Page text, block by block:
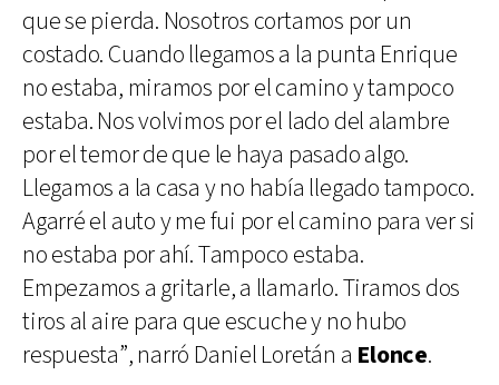
que se pierda. Nosotros cortamos por un
costado. Cuando llegamos a la punta Enrique
no estaba, miramos por el camino y tampoco
estaba. Nos volvimos por el lado del alambre
por el temor de que le haya pasado algo.
Llegamos a la casa y no había llegado tampoco.
Agarré el auto y me fui por el camino para ver si
no estaba por ahí. Tampoco estaba.
Empezamos a gritarle, a llamarlo. Tiramos dos
tiros al aire para que escuche y no hubo
respuesta”, narró Daniel Loretán a Elonce.